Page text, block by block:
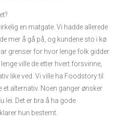
en matgate. Vi hadde allerede
mer å gå på, og kundene sto i kø
grenser for hvor lenge folk gidder
ville de etter hvert forsvinne,
like ved. Vi ville ha Foodstory til
et alternativ. Noen ganger ønsker
lei. Det er bra å ha gode
hun bestemt.